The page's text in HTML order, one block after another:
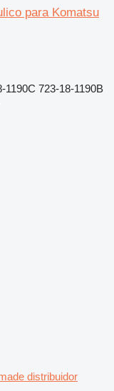
para Komatsu
1190C 723-18-1190B
distribuidor